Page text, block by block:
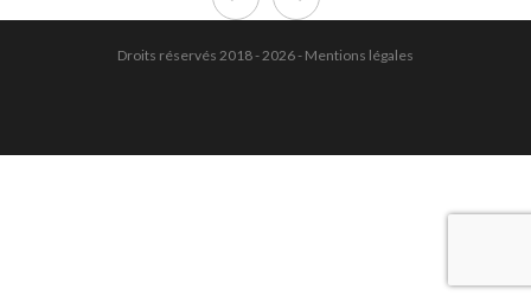
Droits réservés 2018 - 2026 - Mentions légales